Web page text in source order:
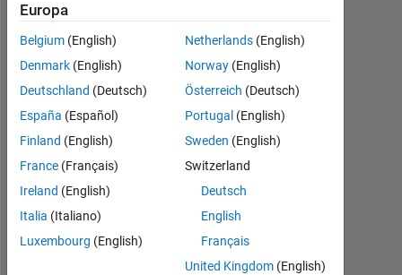
2017
Followers:
0
Following:
0
Nachricht
Optical
Europa
Belgium (English)
Denmark (English)
Deutschland (Deutsch)
España (Español)
Finland (English)
France (Français)
Ireland (English)
Italia (Italiano)
Luxembourg (English)
Netherlands (English)
Norway (English)
Österreich (Deutsch)
Portugal (English)
Sweden (English)
Switzerland
Deutsch
English
Français
United Kingdom (English)